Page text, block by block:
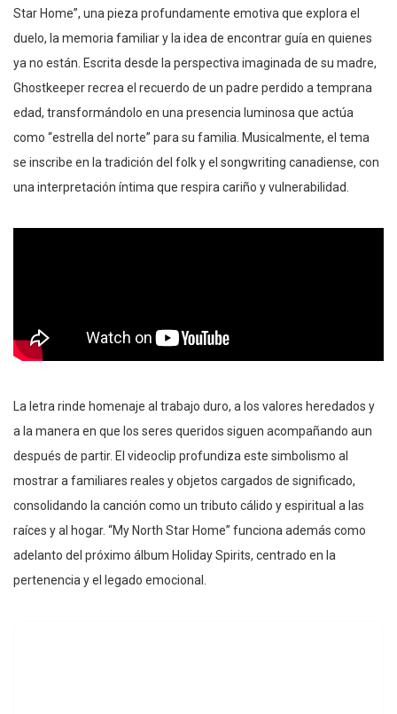
Star Home”, una pieza profundamente emotiva que explora el
duelo, la memoria familiar y la idea de encontrar guía en quienes
ya no están. Escrita desde la perspectiva imaginada de su madre,
Ghostkeeper recrea el recuerdo de un padre perdido a temprana
edad, transformándolo en una presencia luminosa que actúa
como “estrella del norte” para su familia. Musicalmente, el tema
se inscribe en la tradición del folk y el songwriting canadiense, con
una interpretación íntima que respira cariño y vulnerabilidad.
La letra rinde homenaje al trabajo duro, a los valores heredados y
a la manera en que los seres queridos siguen acompañando aun
después de partir. El videoclip profundiza este simbolismo al
mostrar a familiares reales y objetos cargados de significado,
consolidando la canción como un tributo cálido y espiritual a las
raíces y al hogar. “My North Star Home” funciona además como
adelanto del próximo álbum Holiday Spirits, centrado en la
pertenencia y el legado emocional.